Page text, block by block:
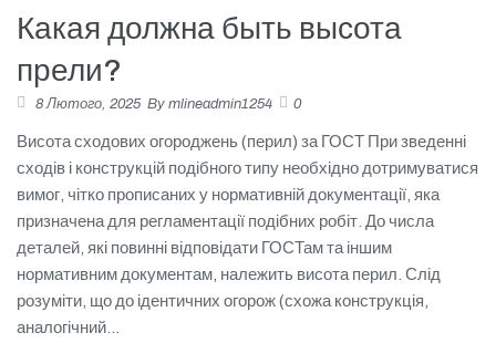
Какая должна быть высота
прели?
8 Лютого, 2025 By mlineadmin1254 0
Висота сходових огороджень (перил) за ГОСТ При зведенні
сходів і конструкцій подібного типу необхідно дотримуватися
вимог, чітко прописаних у нормативній документації, яка
призначена для регламентації подібних робіт. До числа
деталей, які повинні відповідати ГОСТам та іншим
нормативним документам, належить висота перил. Слід
розуміти, що до ідентичних огорож (схожа конструкція,
аналогічний...